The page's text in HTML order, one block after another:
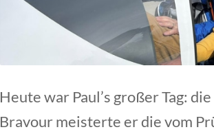
Heute war Paul’s großer Tag:
Bravour meisterte er die vom